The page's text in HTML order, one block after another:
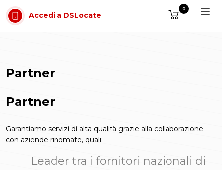
Vai al contenuto
Accedi a DSLocate
0
Partner
Partner
Garantiamo servizi di alta qualità grazie alla collaborazione
con aziende rinomate, quali:
Leader tra i fornitori nazionali di